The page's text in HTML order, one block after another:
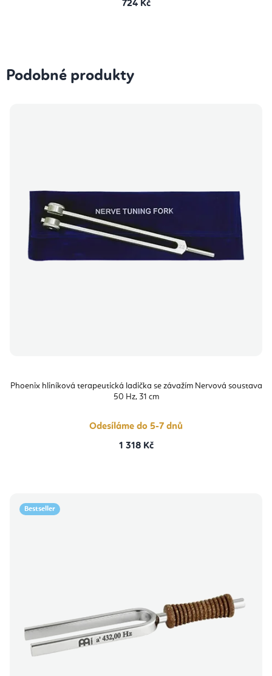
724 Kč
Podobné produkty
Phoenix hliníková terapeutická ladička se závažím Nervová soustava
50 Hz, 31 cm
Odesíláme do 5-7 dnů
1 318 Kč
Bestseller